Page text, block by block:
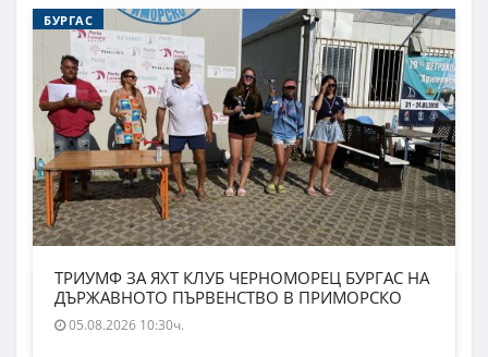
БУРГАС
ТРИУМФ ЗА ЯХТ КЛУБ ЧЕРНОМОРЕЦ БУРГАС НА
ДЪРЖАВНОТО ПЪРВЕНСТВО В ПРИМОРСКО
05.08.2026 10:30ч.